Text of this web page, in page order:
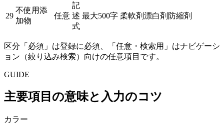
29
不使用添
加物
任意
記
述
式
最大500字 柔軟剤漂白剤 防縮剤
区分「必須」は登録に必須、「任意・検索用」はナビゲーシ
ョン（絞り込み検索）向けの任意項目です。
GUIDE
主要項目の意味と入力のコツ
カラー